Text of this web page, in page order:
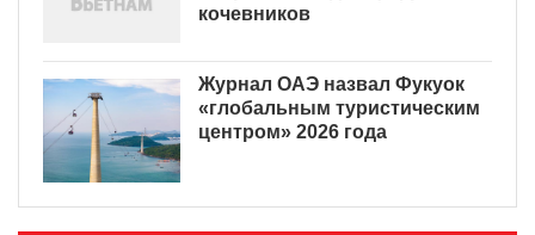
кочевников
Журнал ОАЭ назвал Фукуок
«глобальным туристическим
центром» 2026 года